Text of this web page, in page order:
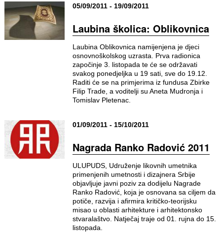
05/09/2011 - 19/09/2011
Laubina školica: Oblikovnica
Laubina Oblikovnica namijenjena je djeci
osnovnoškolskog uzrasta. Prva radionica
započinje 3. listopada te će se održavati
svakog ponedjeljka u 19 sati, sve do 19.12.
Raditi će se na primjerima iz fundusa Zbirke
Filip Trade, a voditelji su Aneta Mudronja i
Tomislav Pletenac.
01/09/2011 - 15/10/2011
Nagrada Ranko Radović 2011
ULUPUDS, Udruženje likovnih umetnika
primenjenih umetnosti i dizajnera Srbije
objavljuje javni poziv za dodijelu Nagrade
Ranko Radović, koja je osnovana sa ciljem da
potiče, razvija i afirmira kritičko-teorijsku
misao u oblasti arhitekture i arhitektonsko
stvaralaštvo. Natječaj traje od 01. rujna do 15.
listopada.